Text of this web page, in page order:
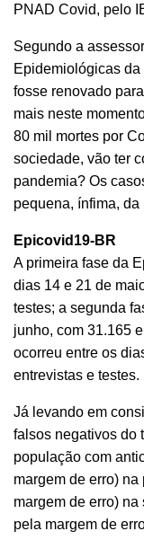
PNAD Covid, pelo
Segundo a
Epidemiológicas
fosse renovado
mais neste
80 mil mortes por
sociedade, vão ter
pandemia? Os
pequena, ínfima,
Epicovid19-BR
A primeira fase da
dias 14 e 21 de
testes; a segunda
junho, com 31.165
ocorreu entre os
entrevistas e testes.
Já levando em
falsos negativos do
população com
margem de erro)
margem de erro)
pela margem de